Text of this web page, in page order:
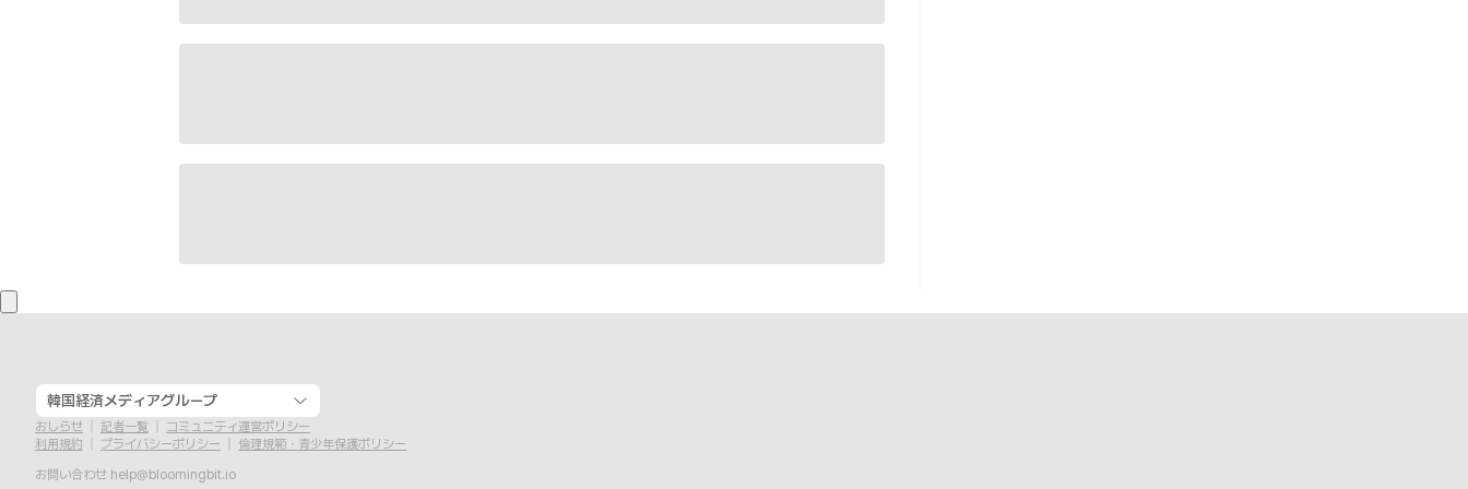
韓国経済メディアグループ
おしらせ 記者一覧
コミュニティ運営ポリシー
利用規約
プライバシーポリシー
倫理規範・青少年保護ポリシー
お問い合わせ help@bloomingbit.io